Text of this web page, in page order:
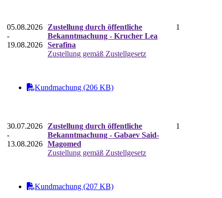
05.08.2026
-
19.08.2026
Zustellung durch öffentliche
Bekanntmachung - Krucher Lea
Serafina
Zustellung gemäß Zustellgesetz
1
Kundmachung (206 KB)
30.07.2026
-
13.08.2026
Zustellung durch öffentliche
Bekanntmachung - Gabaev Said-
Magomed
Zustellung gemäß Zustellgesetz
1
Kundmachung (207 KB)